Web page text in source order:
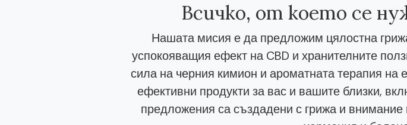
Всичко, от което се
Нашата мисия е да предложим цялостна
успокояващия ефект на CBD и хранителните
сила на черния кимион и ароматната терапия на
ефективни продукти за вас и вашите близки,
предложения са създадени с грижа и внимание